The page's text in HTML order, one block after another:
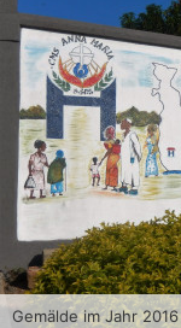
Gemälde im Jahr 2016